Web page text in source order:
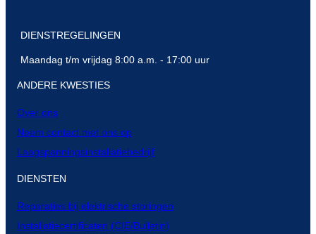
DIENSTREGELINGEN
Maandag t/m vrijdag 8:00 a.m. - 17:00 uur
ANDERE KWESTIES
Over ons
Neem contact met ons op
Laagspanningsinstallatiebedrijf
DIENSTEN
Reparaties bij elektrische storingen
Installatiecertificaten (CIE/Bulletin)